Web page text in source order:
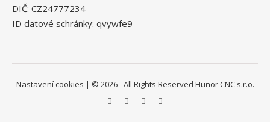
DIČ: CZ24777234
ID datové schránky: qvywfe9
Nastavení cookies | © 2026 - All Rights Reserved Hunor CNC s.r.o.